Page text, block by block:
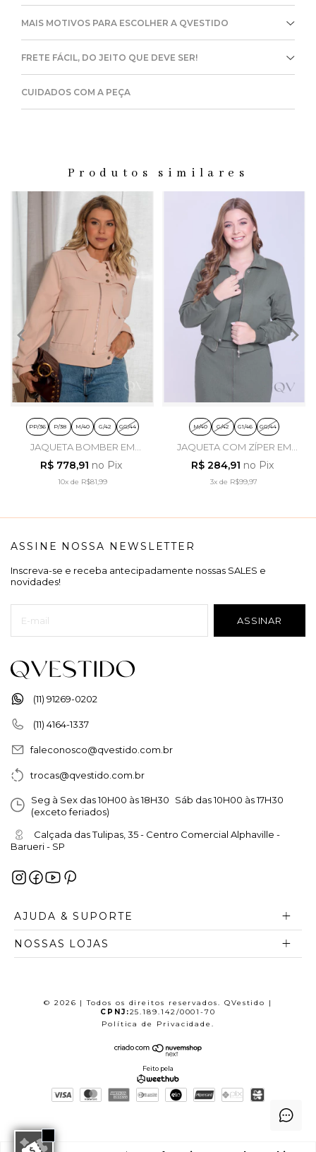
MAIS MOTIVOS PARA ESCOLHER A QVESTIDO
FRETE FÁCIL, DO JEITO QUE DEVE SER!
CUIDADOS COM A PEÇA
Produtos similares
PP/36 P/38 M/40 G/42 GG/44
JAQUETA BOMBER EM
ALFAIATARIA SALMÃO -
LUZIA FAZZOLLI
R$ 778,91 no Pix
10xde R$81,99
M/40 G/42 G1/46 GG/44
JAQUETA COM ZÍPER EM
MOLETINHO E RIBANA
VERDE MILITAR - HAPUK
R$ 284,91 no Pix
3x de R$99,97
(11) 91269-0202
(11) 4164-1337
faleconosco@qvestido.com.br
trocas@qvestido.com.br
Seg à Sex das 10H00 às 18H30 Sáb das 10H00 às 17H30
(exceto feriados)
Calçada das Tulipas, 35 - Centro Comercial Alphaville -
Barueri - SP
AJUDA & SUPORTE
NOSSAS LOJAS
ASSINE NOSSA NEWSLETTER
Inscreva-se e receba antecipadamente nossas SALES e
novidades!
© 2026 | Todos os direitos reservados. QVestido |
CPNJ:25.189.142/0001-70
Política de Privacidade.
Feito pela